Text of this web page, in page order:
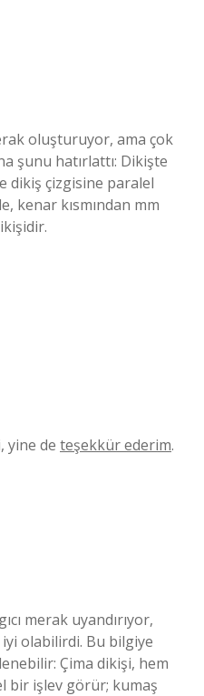
oluşturuyor, ama çok
şunu hatırlattı: Dikişte
dikiş çizgisine paralel
kenar kısmından mm
yine de teşekkür ederim.
merak uyandırıyor,
olabilirdi. Bu bilgiye
Çima dikişi, hem
bir işlev görür; kumaş